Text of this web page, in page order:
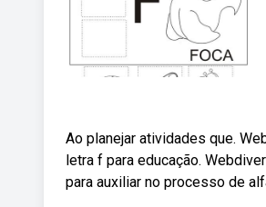
Ao planejar atividades que.
letra f para educação.
para auxiliar no processo de